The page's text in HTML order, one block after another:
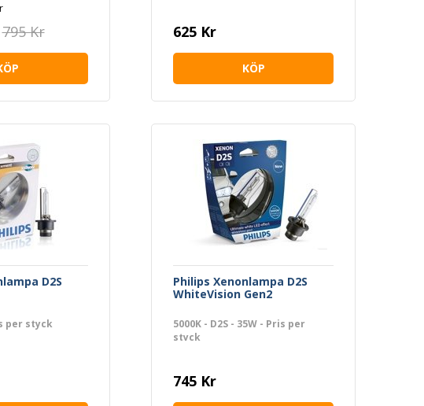
795 Kr 625 Kr
KÖP
D2S
per styck
Philips Xenonlampa D2S
WhiteVision Gen2
5000K - D2S - 35W - Pris per
styck
745 Kr